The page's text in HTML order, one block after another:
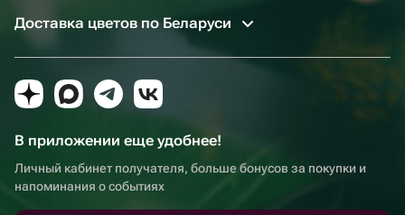
Доставка цветов по Беларуси
В приложении еще удобнее!
Личный кабинет получателя, больше бонусов за покупки и
напоминания о событиях